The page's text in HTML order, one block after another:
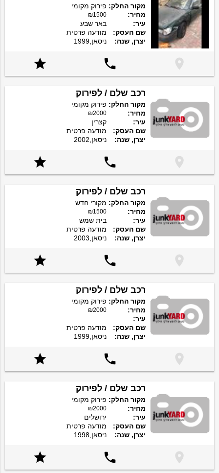
מקור החלק: פירוק מקומי
מחיר:
₪1500
עיר:
באר שבע
שם העסק:
מודעה פרטית
יצרן, שנה:
ניסאן,1999



רכב שלם / לפירוק
מקור החלק: פירוק מקומי
מחיר:
₪2000
עיר:
קצרין
שם העסק:
מודעה פרטית
יצרן, שנה:
ניסאן,2002



רכב שלם / לפירוק
מקור החלק: מקורי חדש
מחיר:
₪1500
עיר:
בית שמש
שם העסק:
מודעה פרטית
יצרן, שנה:
ניסאן,2003



רכב שלם / לפירוק
מקור החלק: פירוק מקומי
מחיר:
₪2000
עיר:
שם העסק:
מודעה פרטית
יצרן, שנה:
ניסאן,1999



רכב שלם / לפירוק
מקור החלק: פירוק מקומי
מחיר:
₪2000
עיר:
ירושלים
שם העסק:
מודעה פרטית
יצרן, שנה:
ניסאן,1998


